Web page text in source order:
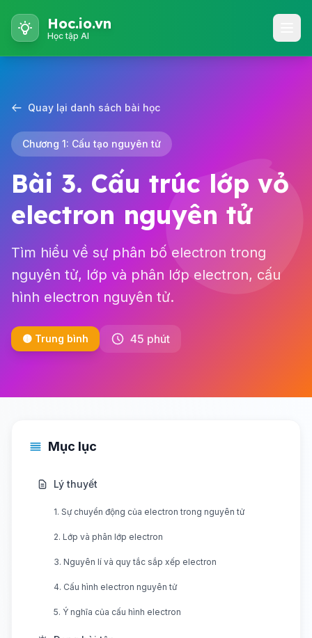
Hoc.io.vn
Học tập AI
Quay lại danh sách bài học
Chương 1: Cấu tạo nguyên tử
Bài 3. Cấu trúc lớp vỏ
electron nguyên tử
Tìm hiểu về sự phân bố electron trong
nguyên tử, lớp và phân lớp electron, cấu
hình electron nguyên tử.
🟡 Trung bình 45 phút
Mục lục
Lý thuyết
1. Sự chuyển động của electron trong nguyên tử
2. Lớp và phân lớp electron
3. Nguyên lí và quy tắc sắp xếp electron
4. Cấu hình electron nguyên tử
5. Ý nghĩa của cấu hình electron